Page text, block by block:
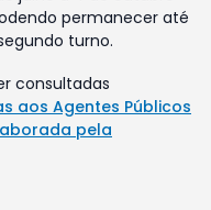
permanecer até
turno.
consultadas
aos Agentes Públicos
pela